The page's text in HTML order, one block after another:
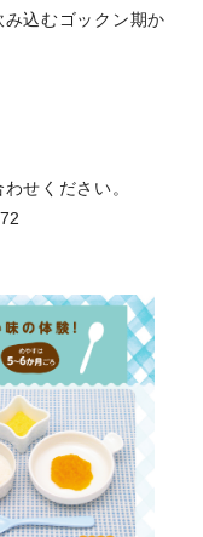
込むゴックン期か
わせください。